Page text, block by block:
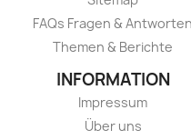
FAQs Fragen & Antworten
Themen & Berichte
INFORMATION
Impressum
Über uns